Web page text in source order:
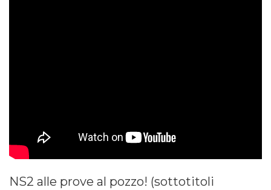
NS2 alle prove al pozzo!​ (sottotitoli